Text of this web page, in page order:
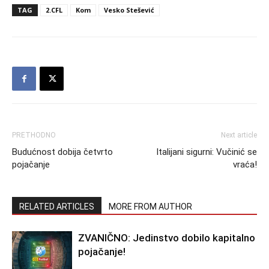
TAG 2.CFL Kom Vesko Stešević
PRETHODNO
Budućnost dobija četvrto
pojačanje
Next article
Italijani sigurni: Vučinić se
vraća!
RELATED ARTICLES MORE FROM AUTHOR
ZVANIČNO: Jedinstvo dobilo kapitalno
pojačanje!